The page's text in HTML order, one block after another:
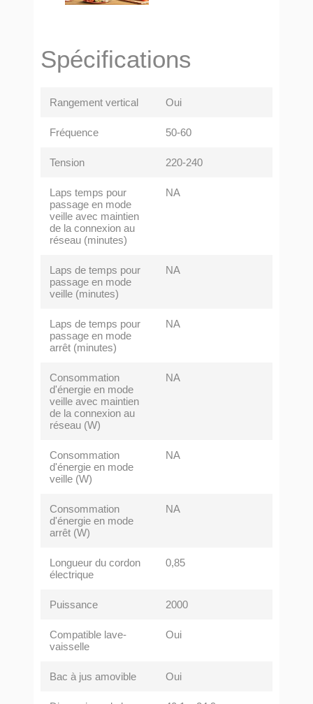
Spécifications
Rangement vertical Oui
Fréquence 50-60
Tension 220-240
Laps temps pour
passage en mode
veille avec maintien
de la connexion au
réseau (minutes)
NA
Laps de temps pour
passage en mode
veille (minutes)
NA
Laps de temps pour
passage en mode
arrêt (minutes)
NA
Consommation
d'énergie en mode
veille avec maintien
de la connexion au
réseau (W)
NA
Consommation
d'énergie en mode
veille (W)
NA
Consommation
d'énergie en mode
arrêt (W)
NA
Longueur du cordon
électrique
0,85
Puissance 2000
Compatible lave-
vaisselle
Oui
Bac à jus amovible Oui